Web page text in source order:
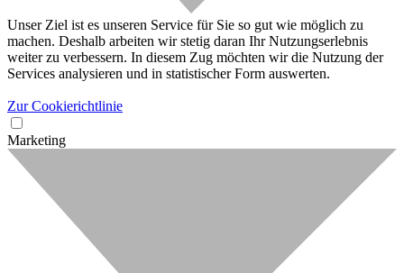
Unser Ziel ist es unseren Service für Sie so gut wie möglich zu
machen. Deshalb arbeiten wir stetig daran Ihr Nutzungserlebnis
weiter zu verbessern. In diesem Zug möchten wir die Nutzung der
Services analysieren und in statistischer Form auswerten.
Zur Cookierichtlinie
Marketing